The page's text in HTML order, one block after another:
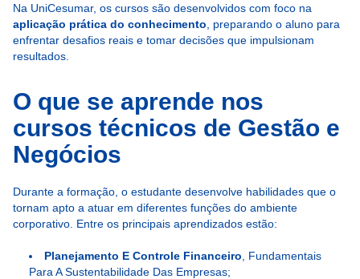
Na UniCesumar, os cursos são desenvolvidos com foco na
aplicação prática do conhecimento , preparando o aluno para
enfrentar desafios reais e tomar decisões que impulsionam
resultados.
O que se aprende nos
cursos técnicos de Gestão e
Negócios
Durante a formação, o estudante desenvolve habilidades que o
tornam apto a atuar em diferentes funções do ambiente
corporativo. Entre os principais aprendizados estão:
Planejamento E Controle Financeiro , Fundamentais
Para A Sustentabilidade Das Empresas;